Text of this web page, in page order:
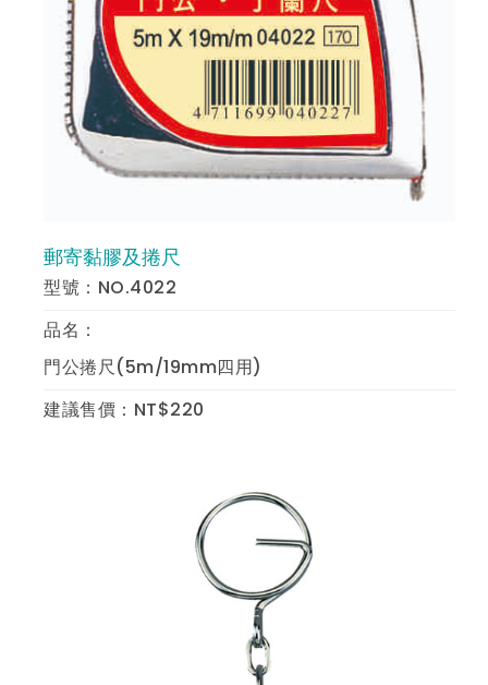
郵寄黏膠及捲尺
型號：NO.4022
品名：
門公捲尺(5m/19mm四用)
建議售價：NT$220